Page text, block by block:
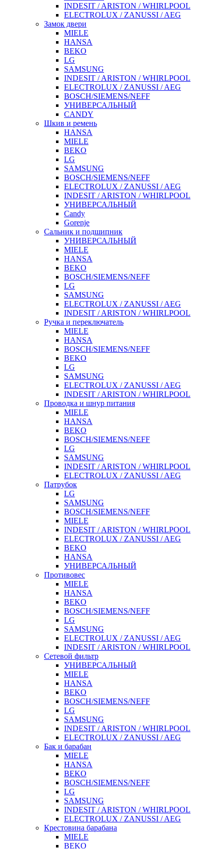
INDESIT / ARISTON / WHIRLPOOL
ELECTROLUX / ZANUSSI / AEG
Замок двери
MIELE
HANSA
BEKO
LG
SAMSUNG
INDESIT / ARISTON / WHIRLPOOL
ELECTROLUX / ZANUSSI / AEG
BOSCH/SIEMENS/NEFF
УНИВЕРСАЛЬНЫЙ
CANDY
Шкив и ремень
HANSA
MIELE
BEKO
LG
SAMSUNG
BOSCH/SIEMENS/NEFF
ELECTROLUX / ZANUSSI / AEG
INDESIT / ARISTON / WHIRLPOOL
УНИВЕРСАЛЬНЫЙ
Candy
Gorenje
Сальник и подшипник
УНИВЕРСАЛЬНЫЙ
MIELE
HANSA
BEKO
BOSCH/SIEMENS/NEFF
LG
SAMSUNG
ELECTROLUX / ZANUSSI / AEG
INDESIT / ARISTON / WHIRLPOOL
Ручка и переключатель
MIELE
HANSA
BOSCH/SIEMENS/NEFF
BEKO
LG
SAMSUNG
ELECTROLUX / ZANUSSI / AEG
INDESIT / ARISTON / WHIRLPOOL
Проводка и шнур питания
MIELE
HANSA
BEKO
BOSCH/SIEMENS/NEFF
LG
SAMSUNG
INDESIT / ARISTON / WHIRLPOOL
ELECTROLUX / ZANUSSI / AEG
Патрубок
LG
SAMSUNG
BOSCH/SIEMENS/NEFF
MIELE
INDESIT / ARISTON / WHIRLPOOL
ELECTROLUX / ZANUSSI / AEG
BEKO
HANSA
УНИВЕРСАЛЬНЫЙ
Противовес
MIELE
HANSA
BEKO
BOSCH/SIEMENS/NEFF
LG
SAMSUNG
ELECTROLUX / ZANUSSI / AEG
INDESIT / ARISTON / WHIRLPOOL
Сетевой фильтр
УНИВЕРСАЛЬНЫЙ
MIELE
HANSA
BEKO
BOSCH/SIEMENS/NEFF
LG
SAMSUNG
INDESIT / ARISTON / WHIRLPOOL
ELECTROLUX / ZANUSSI / AEG
Бак и барабан
MIELE
HANSA
BEKO
BOSCH/SIEMENS/NEFF
LG
SAMSUNG
INDESIT / ARISTON / WHIRLPOOL
ELECTROLUX / ZANUSSI / AEG
Крестовина барабана
MIELE
BEKO